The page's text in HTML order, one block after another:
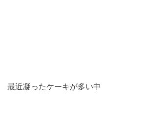
最近凝ったケーキが多い中